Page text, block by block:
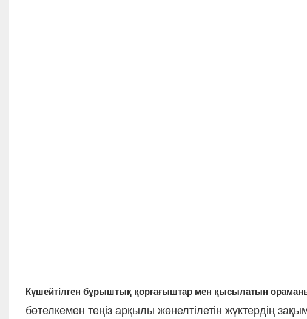
Күшейтілген бұрыштық қорғағыштар мен қысылатын
бөтелкемен теңіз арқылы жөнелтілетін жүктердің